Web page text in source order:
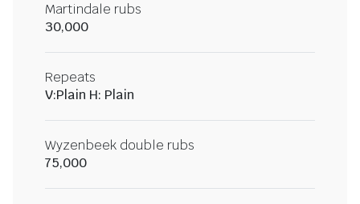
Martindale rubs
30,000
Repeats
V:Plain H: Plain
Wyzenbeek double rubs
75,000